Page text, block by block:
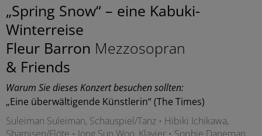
„Spring Snow“ – eine Kabuki-
Winterreise
Fleur Barron Mezzosopran
& Friends
Warum Sie dieses Konzert besuchen sollten:
„Eine überwältigende Künstlerin“ (The Times)
Suleiman Suleiman, Schauspiel/Tanz • Hibiki Ichikawa,